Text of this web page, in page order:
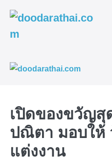
content
เปิดของขวัญสุ
ปณิตา มอบให้
แต่งงาน